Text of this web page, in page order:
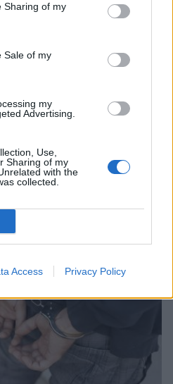
Sharing of my
Sale of my
my
Advertising.
Use,
Sharing of my
with the
collected.
Access Privacy Policy
Αστροπάρκο στην